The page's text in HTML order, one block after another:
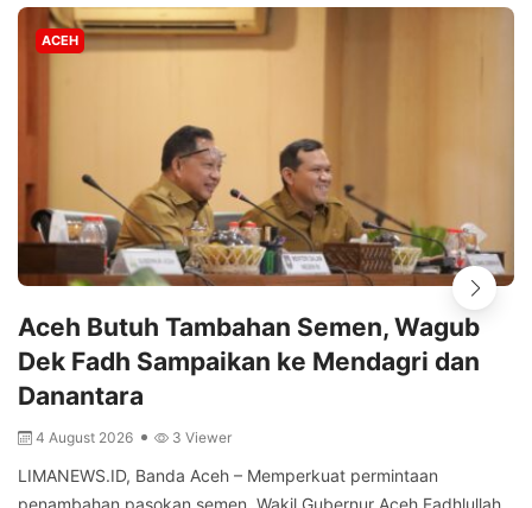
ACEH
Aceh Butuh Tambahan Semen, Wagub
Dek Fadh Sampaikan ke Mendagri dan
Danantara
4 August 2026 3 Viewer
LIMANEWS.ID, Banda Aceh – Memperkuat permintaan